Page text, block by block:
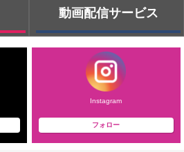
動画配信サービス
Instagram
フォロー